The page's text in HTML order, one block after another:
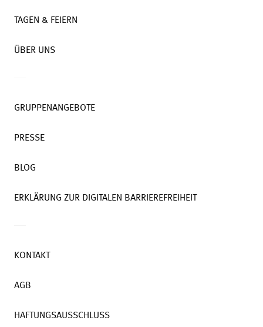
TAGEN & FEIERN
ÜBER UNS
GRUPPENANGEBOTE
PRESSE
BLOG
ERKLÄRUNG ZUR DIGITALEN BARRIEREFREIHEIT
KONTAKT
AGB
HAFTUNGSAUSSCHLUSS